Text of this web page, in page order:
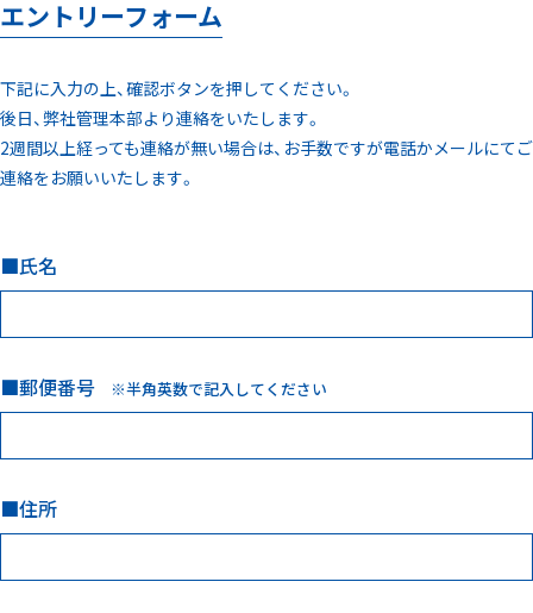
エントリーフォーム
下記に入力の上、確認ボタンを押してください。
後日、弊社管理本部より連絡をいたします。
2週間以上経っても連絡が無い場合は、お手数ですが電話かメールにてご
連絡をお願いいたします。
氏名
郵便番号 ※半角英数で記入してください
住所